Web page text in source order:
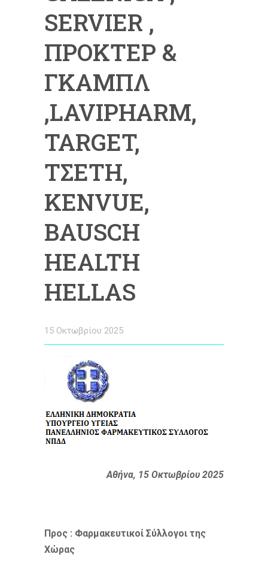
SERVIER ,
ΠΡΟΚΤΕΡ &
ΓΚΑΜΠΛ
,LAVIPHARM,
TARGET,
ΤΣΕΤΗ,
KENVUE,
BAUSCH
HEALTH
HELLAS
15 Οκτωβρίου 2025
Αθήνα, 15 Οκτωβρίου 2025
Προς : Φαρμακευτικοί Σύλλογοι της
Χώρας